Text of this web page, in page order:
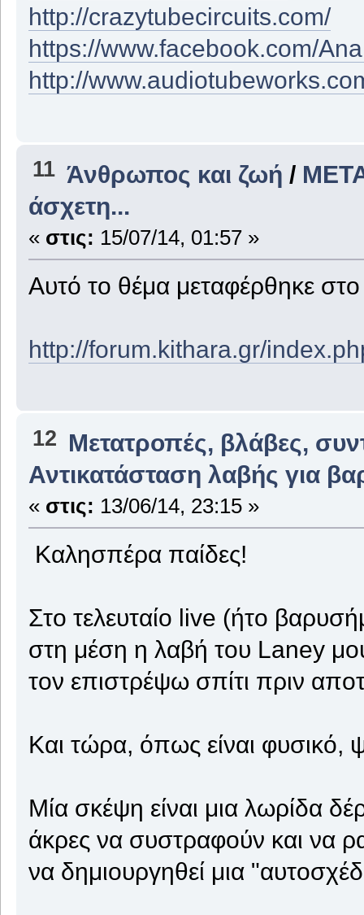
http://crazytubecircuits.com/
https://www.facebook.com/
http://
11 Άνθρωπος και ζωή /
άσχετη...
« στις: 15/07/14, 01:57 »
Αυτό το θέμα μεταφέρθηκε
http://forum.kithara.gr/
12 Μετατροπές, βλάβες,
Αντικατάσταση λαβής για
« στις: 13/06/14, 23:15 »
Καλησπέρα παίδες!
Στο τελευταίο live (ήτο
στη μέση η λαβή του Laney
τον επιστρέψω σπίτι πριν
Και τώρα, όπως είναι φυσικό,
Μία σκέψη είναι μια λωρίδα
άκρες να συστραφούν και να
να δημιουργηθεί μια